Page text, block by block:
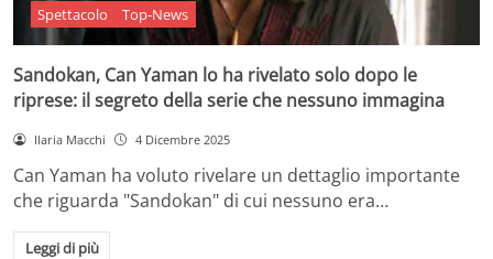
Spettacolo Top-News
Sandokan, Can Yaman lo ha rivelato solo dopo le
riprese: il segreto della serie che nessuno immagina
Ilaria Macchi 4 Dicembre 2025
Can Yaman ha voluto rivelare un dettaglio importante
che riguarda "Sandokan" di cui nessuno era…
Leggi di più